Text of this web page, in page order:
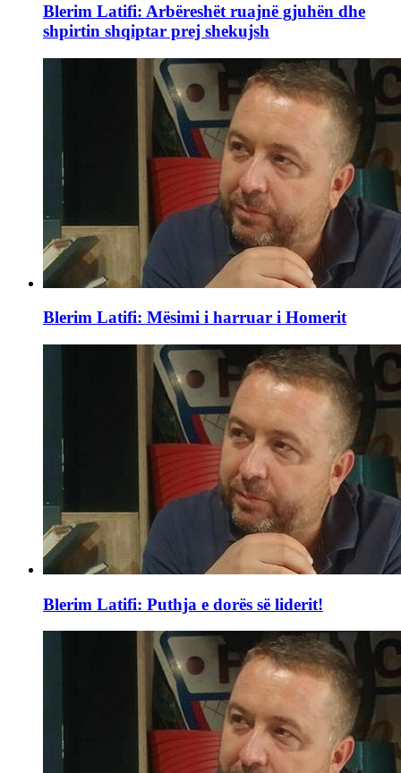
Blerim Latifi: Arbëreshët ruajnë gjuhën dhe
shpirtin shqiptar prej shekujsh
Blerim Latifi: Mësimi i harruar i Homerit
Blerim Latifi: Puthja e dorës së liderit!